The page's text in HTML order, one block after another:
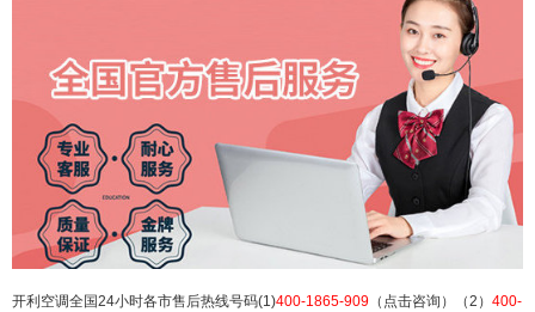
开利空调全国24小时各市售后热线号码(1)400-1865-909 （点击咨询）（2） 400-
热线24小时客服中心全国统一 开利空调总部各区报
修服务电话热线：(1)400-1865-909（点击咨询）
（2）400-1865-909（点击咨询） 开利空调全国24
小时各市售后热线号码(1)400-1865-909（点击咨
询）（2）400-166-3...
扫描二维码继续阅读